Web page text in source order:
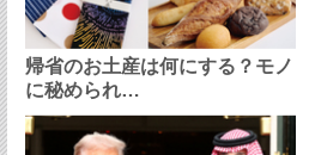
帰省のお土産は何にする？モノ
に秘められ…